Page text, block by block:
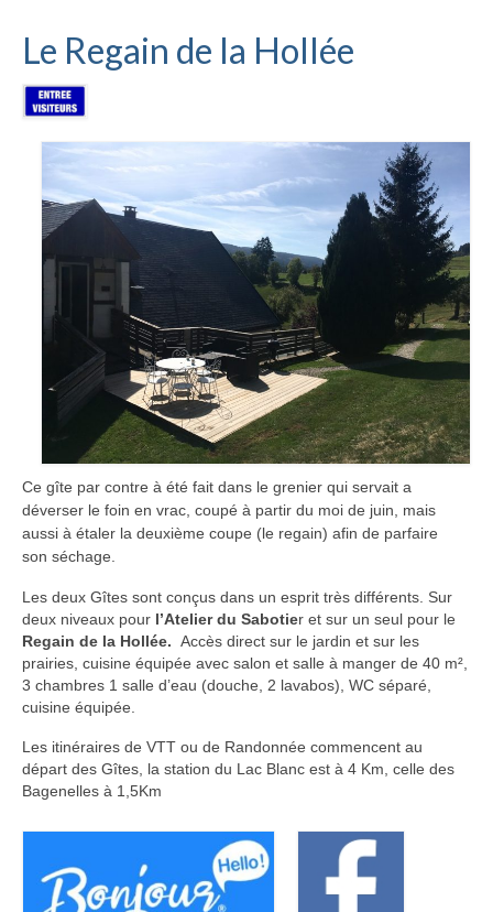
Le Regain de la Hollée
Ce gîte par contre à été fait dans le grenier qui servait a
déverser le foin en vrac, coupé à partir du moi de juin, mais
aussi à étaler la deuxième coupe (le regain) afin de parfaire
son séchage
Les deux Gîtes sont conçus dans un esprit très différents. Sur
deux niveaux pour l’Atelier du Sabotier et sur un seul pour le
Regain de la Hollée. Accès direct sur le jardin et sur les
prairies, cuisine équipée avec salon et salle à manger de 40 m²,
3 chambres 1 salle d’eau (douche, 2 lavabos), WC séparé,
cuisine équipée.
Les itinéraires de VTT ou de Randonnée commencent au
départ des Gîtes, la station du Lac Blanc est à 4 Km, celle des
Bagenelles à 1,5Km